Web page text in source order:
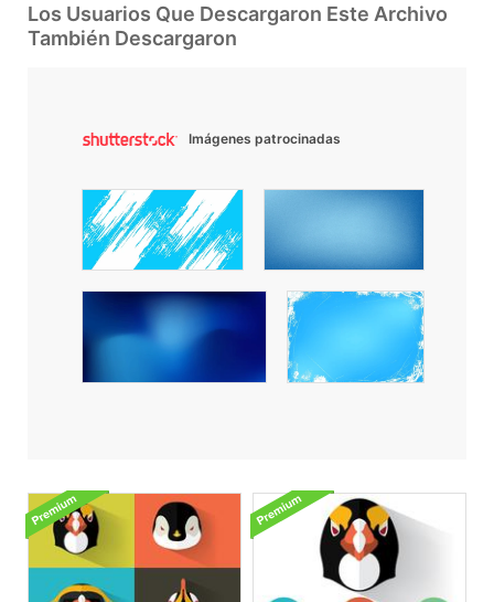
Los Usuarios Que Descargaron Este Archivo
También Descargaron
Imágenes patrocinadas